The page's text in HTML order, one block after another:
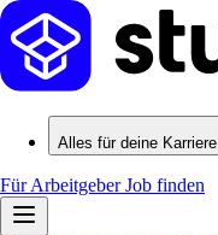
Alles für deine Karriere
Für ArbeitgeberJob finden